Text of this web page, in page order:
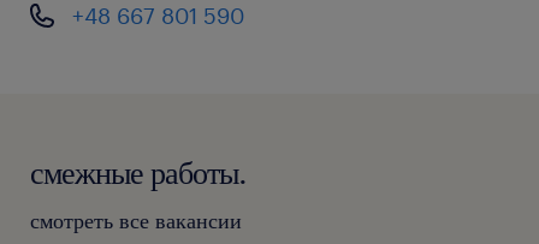
+48 667 801 590
смежные работы.
смотреть все вакансии